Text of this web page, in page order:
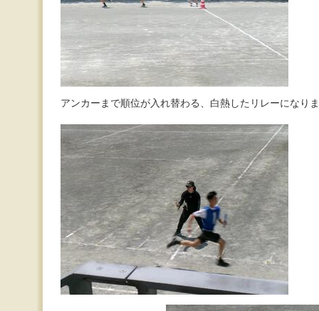
アンカーまで順位が入れ替わる、白熱したリレーになり